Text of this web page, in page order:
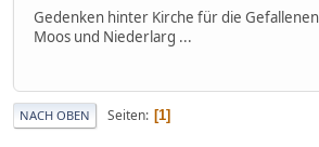
Gedenken hinter Kirche für die
Moos und Niederlarg ...
NACH OBEN Seiten 1